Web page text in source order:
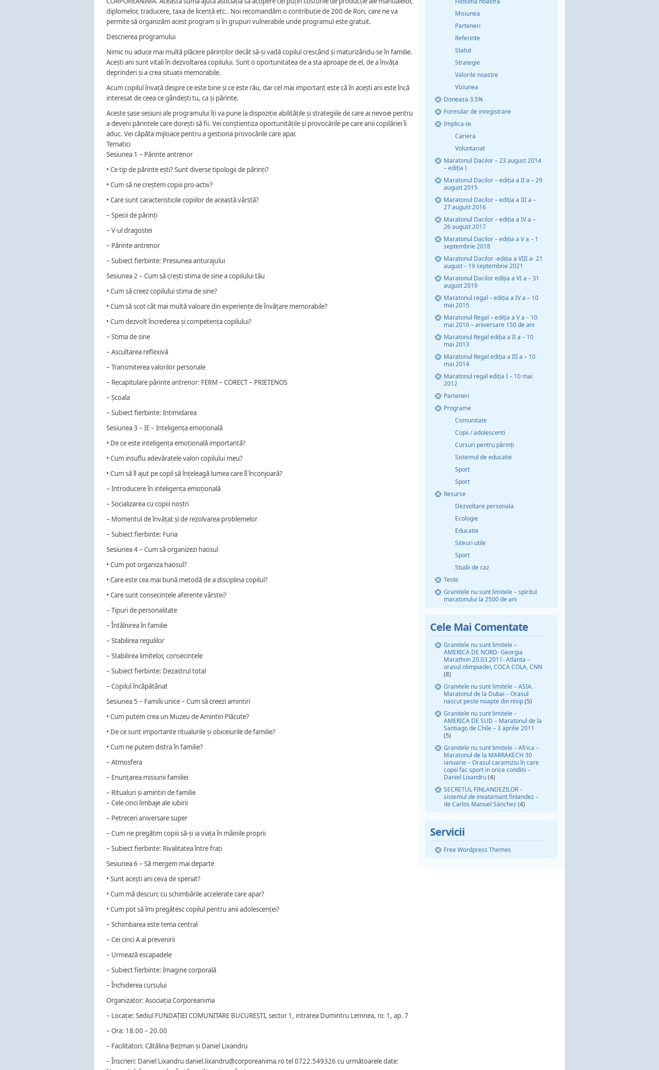
diplomelor, traducere, taxa de licență etc.. Noi recomandăm o contribuție de 200 de Ron, care ne va
permite să organizăm acest program și în grupuri vulnerabile unde programul este gratuit.
Descrierea programului
Nimic nu aduce mai multă plăcere părinților decât să-și vadă copilul crescând și maturizându-se în familie.
Acești ani sunt vitali în dezvoltarea copilului. Sunt o oportunitatea de a sta aproape de el, de a învăța
deprinderi și a crea situații memorabile.
Acum copilul învață despre ce este bine și ce este rău, dar cel mai important este că în acești ani este încă
interesat de ceea ce gândești tu, ca și părinte.
Aceste șase sesiuni ale programului îți va pune la dispoziție abilitățile și strategiile de care ai nevoie pentru
a deveni părintele care dorești să fii. Vei conștientiza oportunitățile și provocările pe care anii copilăriei îi
aduc. Vei căpăta mijloace pentru a gestiona provocările care apar.
Tematici
Sesiunea 1 – Părinte antrenor
• Ce tip de părinte ești? Sunt diverse tipologii de părinți?
• Cum să ne creștem copiii pro-activ?
• Care sunt caracteristicile copiilor de această vârstă?
– Specii de părinți
– V-ul dragostei
– Părinte antrenor
– Subiect fierbinte: Presiunea anturajului
Sesiunea 2 – Cum să crești stima de sine a copilului tău
• Cum să creez copilului stima de sine?
• Cum să scot cât mai multă valoare din experiențe de învățare memorabile?
• Cum dezvolt încrederea și competența copilului?
– Stima de sine
– Ascultarea reflexivă
– Transmiterea valorilor personale
– Recapitulare părinte antrenor: FERM – CORECT – PRIETENOS
– Școala
– Subiect fierbinte: Intimidarea
Sesiunea 3 – IE – Inteligența emoțională
• De ce este inteligența emoțională importantă?
• Cum insuflu adevăratele valori copilului meu?
• Cum să îl ajut pe copil să înțeleagă lumea care îl înconjoară?
– Introducere în inteligența emoțională
– Socializarea cu copiii noștri
– Momentul de învățat și de rezolvarea problemelor
– Subiect fierbinte: Furia
Sesiunea 4 – Cum să organizezi haosul
• Cum pot organiza haosul?
• Care este cea mai bună metodă de a disciplina copilul?
• Care sunt consecințele aferente vârstei?
– Tipuri de personalitate
– Întâlnirea în familie
– Stabilirea regulilor
– Stabilirea limitelor, consecințele
– Subiect fierbinte: Dezastrul total
– Copilul încăpățânat
Sesiunea 5 – Familii unice – Cum să creezi amintiri
• Cum putem crea un Muzeu de Amintiri Plăcute?
• De ce sunt importante ritualurile și obiceiurile de familie?
• Cum ne putem distra în familie?
– Atmosfera
– Enunțarea misiunii familiei
– Ritualuri și amintiri de familie
– Cele cinci limbaje ale iubirii
– Petreceri aniversare super
– Cum ne pregătim copiii să-și ia viața în mâinile proprii
– Subiect fierbinte: Rivalitatea între frați
Sesiunea 6 – Să mergem mai departe
• Sunt acești ani ceva de speriat?
• Cum mă descurc cu schimbările accelerate care apar?
• Cum pot să îmi pregătesc copilul pentru anii adolescenței?
– Schimbarea este tema central
– Cei cinci A ai prevenirii
– Urmează escapadele
– Subiect fierbinte: Imagine corporală
– Închiderea cursului
Organizator: Asociația Corporeanima
– Locație: Sediul FUNDAȚIEI COMUNITARE BUCUREȘTI, sector 1, intrarea Dumintru Lemnea, nr. 1, ap. 7
– Ora: 18.00 – 20.00
– Facilitatori: Cătălina Bezman și Daniel Lixandru
– Înscrieri: Daniel Lixandru daniel.lixandru@corporeanima.ro tel 0722.549326 cu următoarele date:
Misiunea
Parteneri
Referinte
Statut
Strategie
Valorile noastre
Viziunea
Doneaza 3.5%
Formular de inregistrare
Implica-te
Cariera
Voluntariat
Maratonul Dacilor – 23 august 2014
– ediția I
Maratonul Dacilor – ediția a II a – 29
august 2015
Maratonul Dacilor – ediția a III a –
27 august 2016
Maratonul Dacilor – ediția a IV a –
26 august 2017
Maratonul Dacilor – ediția a V a – 1
septembrie 2018
Maratonul Dacilor -ediția a VIII a- 21
august – 19 septembrie 2021
Maratonul Dacilor ediția a VI a – 31
august 2019
Maratonul regal – ediția a IV a – 10
mai 2015
Maratonul Regal – ediția a V a – 10
mai 2016 – aniversare 150 de ani
Maratonul Regal ediția a II a – 10
mai 2013
Maratonul Regal ediția a III a – 10
mai 2014
Maratonul regal ediția I – 10 mai
2012
Parteneri
Programe
Comunitate
Copii / adolescenti
Cursuri pentru părinți
Sistemul de educatie
Sport
Sport
Resurse
Dezvoltare personala
Ecologie
Educatie
Siteuri utile
Sport
Studii de caz
Teste
Granitele nu sunt limitele – spiritul
maratonului la 2500 de ani
Cele Mai Comentate
Granitele nu sunt limitele –
AMERICA DE NORD- Georgia
Marathon 20.03.2011- Atlanta –
orasul olimpiadei, COCA COLA, CNN
(8)
Granitele nu sunt limitele – ASIA.
Maratonul de la Dubai – Orasul
nascut peste noapte din nisip(5)
Granitele nu sunt limitele –
AMERICA DE SUD – Maratonul de la
Santiago de Chile – 3 aprilie 2011
(5)
Granitele nu sunt limitele – Africa –
Maratonul de la MARRAKECH 30
ianuarie – Orasul caramiziu în care
copiii fac sport in orice conditii –
Daniel Lixandru(4)
SECRETUL FINLANDEZILOR –
sistemul de invatamant finlandez –
de Carlos Manuel Sánchez(4)
Servicii
Free Wordpress Themes